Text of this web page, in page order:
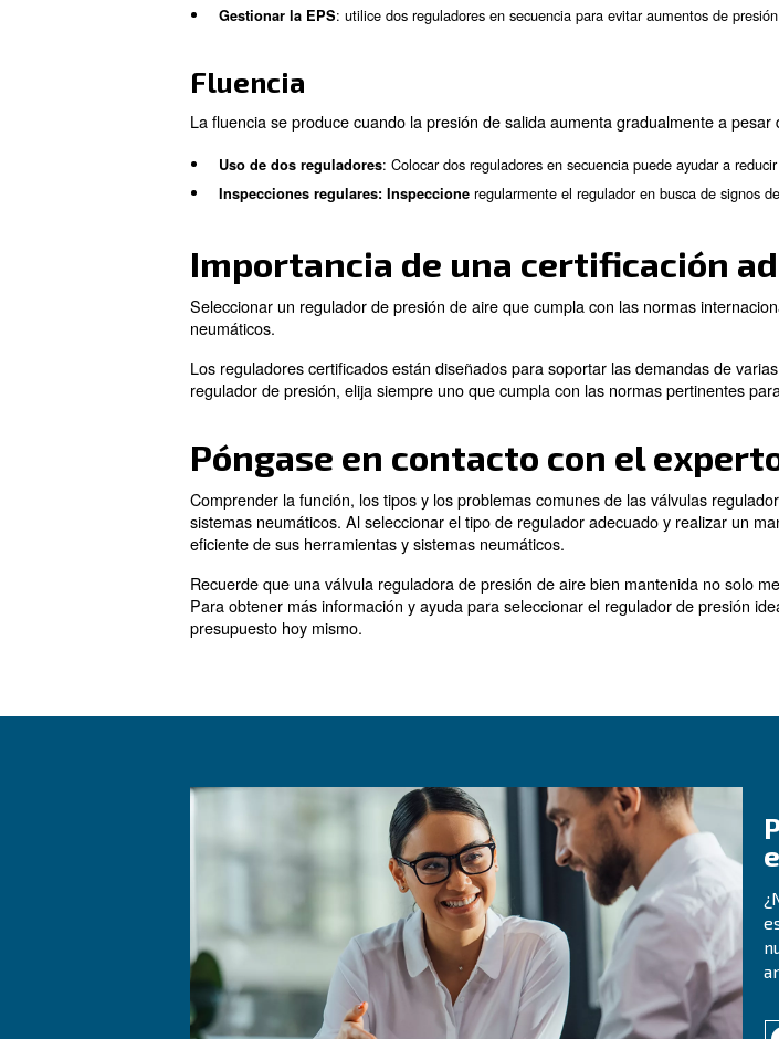
Problemas comunes y
A pesar de su fiabilidad, las válvulas reguladoras de
Fuga
deberse a un diafragma agrietado o a un sello defectuoso.
Reemplace las piezas dañadas: si encuentra un diafragma
Mantenimiento periódico: Realice comprobaciones de
Fluctuaciones de presión
Las fluctuaciones de presión pueden ser el resultado de
Selección correcta del regulador: asegúrese de que el
Fluencia
La fluencia se produce cuando la presión de salida
Uso de dos reguladores: Colocar dos reguladores en
Inspecciones regulares: Inspeccione regularmente el